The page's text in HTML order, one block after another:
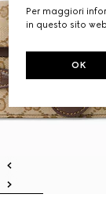
Per maggiori
in questo sito
OK